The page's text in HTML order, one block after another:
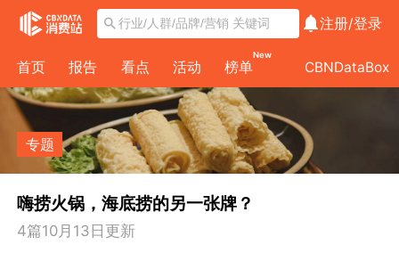
注册/登录
首页 报告 看点 活动 榜单
New
CBNDataBox
专题
嗨捞火锅，海底捞的另一张牌？
4篇10月13日 更新